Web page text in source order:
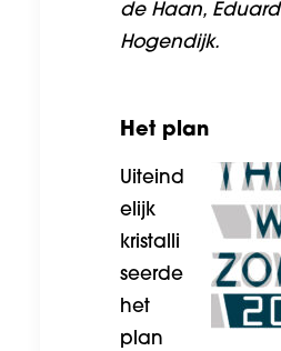
de Haan, Eduard
Hogendijk.
Het plan
Uiteind
elijk
kristalli
seerde
het
plan